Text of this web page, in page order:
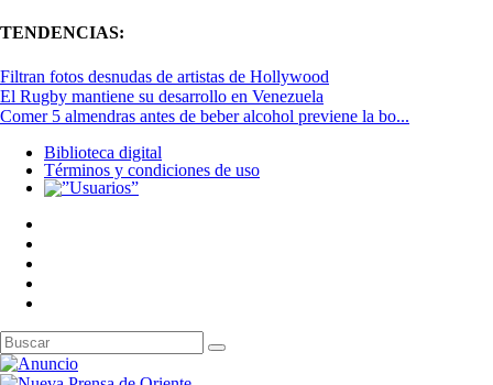
TENDENCIAS:
Filtran fotos desnudas de artistas de Hollywood
El Rugby mantiene su desarrollo en Venezuela
Comer 5 almendras antes de beber alcohol previene la bo...
Biblioteca digital
Términos y condiciones de uso